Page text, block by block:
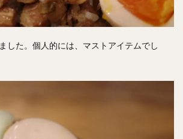
した。個人的には、マストアイテムでし